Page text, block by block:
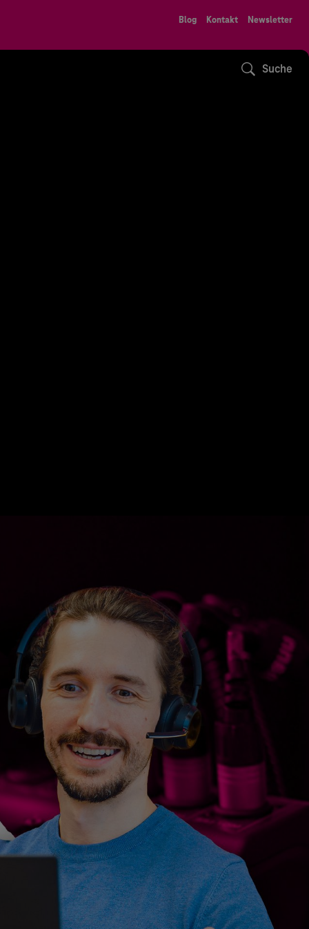
Blog Kontakt Newsletter
Suche